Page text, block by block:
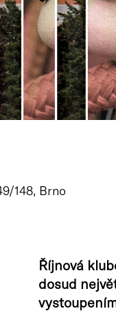
148, Brno
Říjnová
dosud